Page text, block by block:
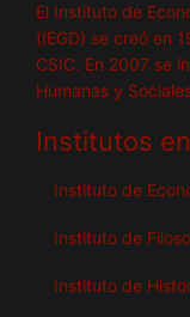
El Instituto de
(IEGD) se creó en
CSIC. En 2007 se
Humanas y
Institutos
Instituto de
Instituto de
Instituto de